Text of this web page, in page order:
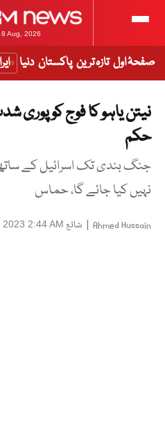
8 Aug, 2026
صفحۂ اول تازہ ترین پاکستان دنیا
نیتن یاہو کا فوج کو
حکم
جنگ بندی تک اسرائیل کے ساتھ
نہیں کیا جائے گا، حماس
Ahmed Hussain
| شائع 2:44 AM